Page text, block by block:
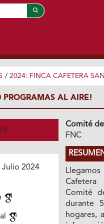
/ 2024: FINCA CAFETERA
PROGRAMAS AL AIRE!
2024
Comité
FNC
Comité
durante
hogares,